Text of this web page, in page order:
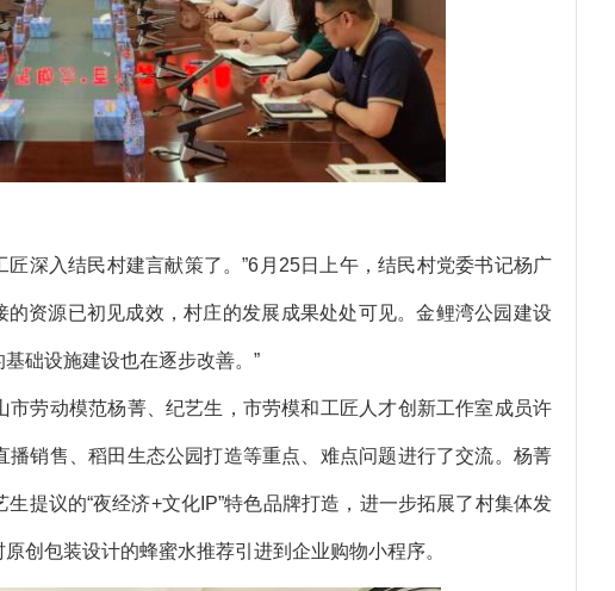
深入结民村建言献策了。”6月25日上午，结民村党委书记杨广
的资源已初见成效，村庄的发展成果处处可见。金鲤湾公园建设
础设施建设也在逐步改善。”
劳动模范杨菁、纪艺生，市劳模和工匠人才创新工作室成员许
销售、稻田生态公园打造等重点、难点问题进行了交流。杨菁
提议的“夜经济+文化IP”特色品牌打造，进一步拓展了村集体发
创包装设计的蜂蜜水推荐引进到企业购物小程序。